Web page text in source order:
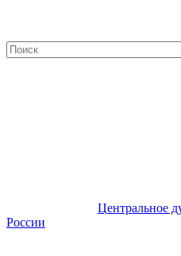
Центральное
России